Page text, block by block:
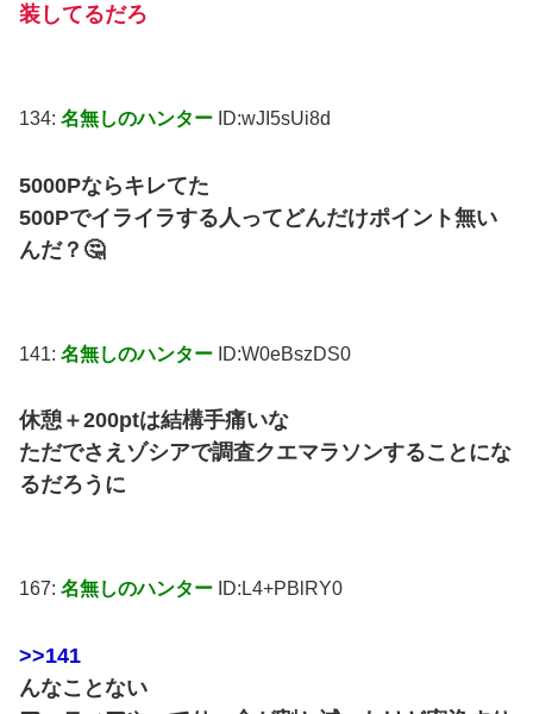
装してるだろ
134: 名無しのハンター ID:wJI5sUi8d
5000Pならキレてた
500Pでイライラする人ってどんだけポイント無い
んだ？🤔
141: 名無しのハンター ID:W0eBszDS0
休憩＋200ptは結構手痛いな
ただでさえゾシアで調査クエマラソンすることにな
るだろうに
167: 名無しのハンター ID:L4+PBlRY0
>>141
んなことない